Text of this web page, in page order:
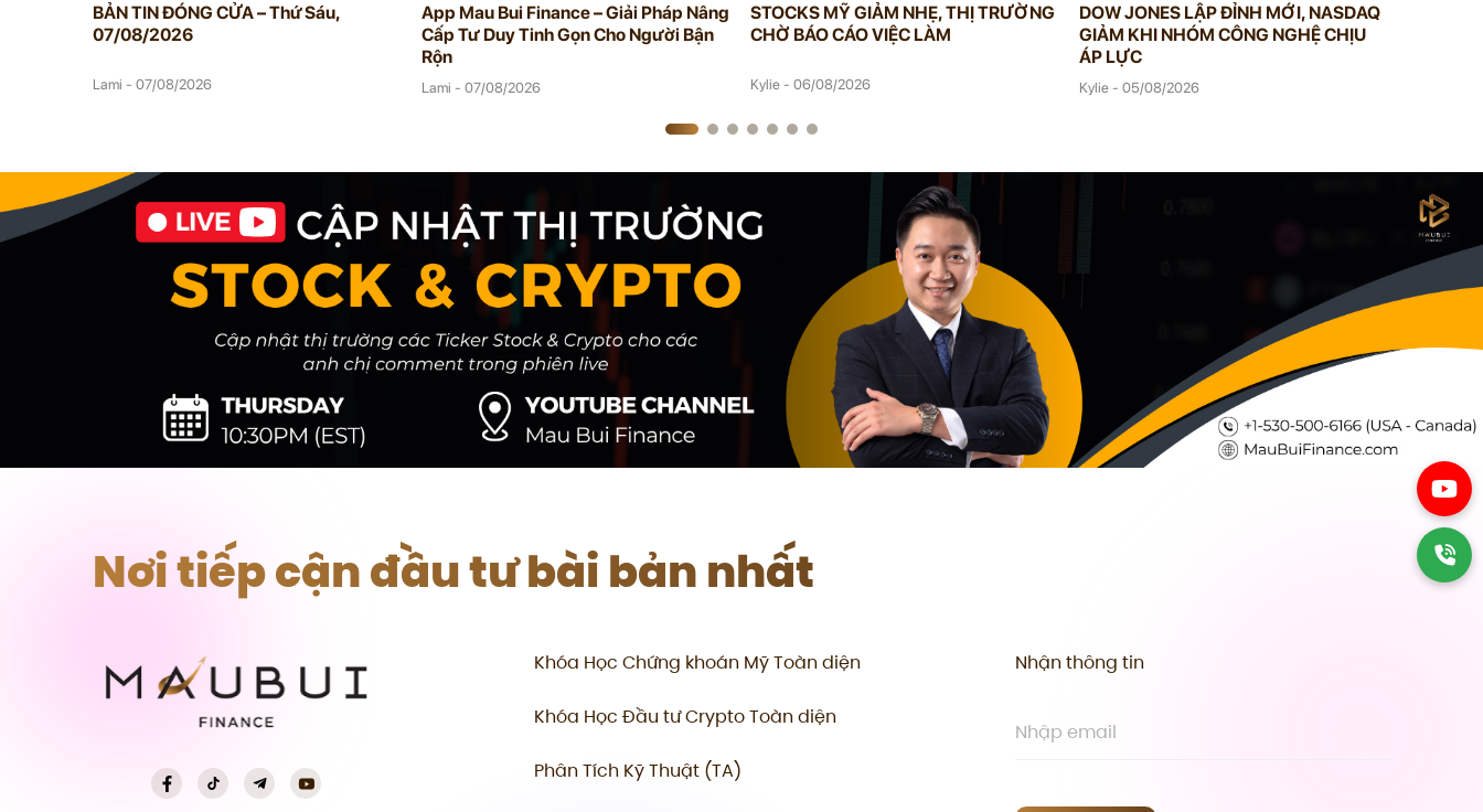
BẢN TIN ĐÓNG CỬA – Thứ Sáu,
07/08/2026
Lami - 07/08/2026
App Mau Bui Finance – Giải Pháp Nâng
Cấp Tư Duy Tinh Gọn Cho Người Bận
Rộn
Lami - 07/08/2026
STOCKS MỸ GIẢM NHẸ, THỊ TRƯỜNG
CHỜ BÁO CÁO VIỆC LÀM
Kylie - 06/08/2026
DOW JONES LẬP ĐỈNH MỚI, NASDAQ
GIẢM KHI NHÓM CÔNG NGHỆ CHỊU
ÁP LỰC
Kylie - 05/08/2026
Nơi tiếp cận đầu tư bài bản nhất
Khóa Học Chứng khoán Mỹ Toàn diện
Khóa Học Đầu tư Crypto Toàn diện
Phân Tích Kỹ Thuật (TA)
Nhận thông tin